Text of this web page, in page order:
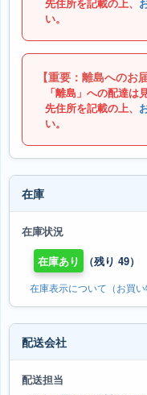
先住所を記載の上、
い。
【重要：離島へのお
「離島」への配達
先住所を記載の上、
い。
在庫
在庫状況
在庫あり
（残り 49）
在庫表示について（お買い
配送会社
配送担当